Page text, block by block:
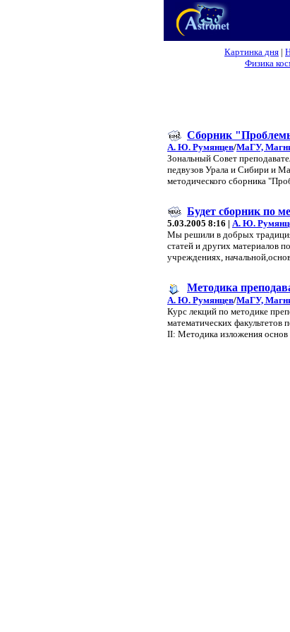
Картинка дня |
Физика
Сборник
А. Ю. Румянцев/МаГУ,
Зональный Совет
педвузов Урала и Сибири и
методического сборника
Будет сборник по
5.03.2005 8:16 | А. Ю.
Мы решили в добрых
статей и других материалов
учреждениях,
Методика
А. Ю. Румянцев/МаГУ,
Курс лекций по методике
математических факультетов
II: Методика изложения